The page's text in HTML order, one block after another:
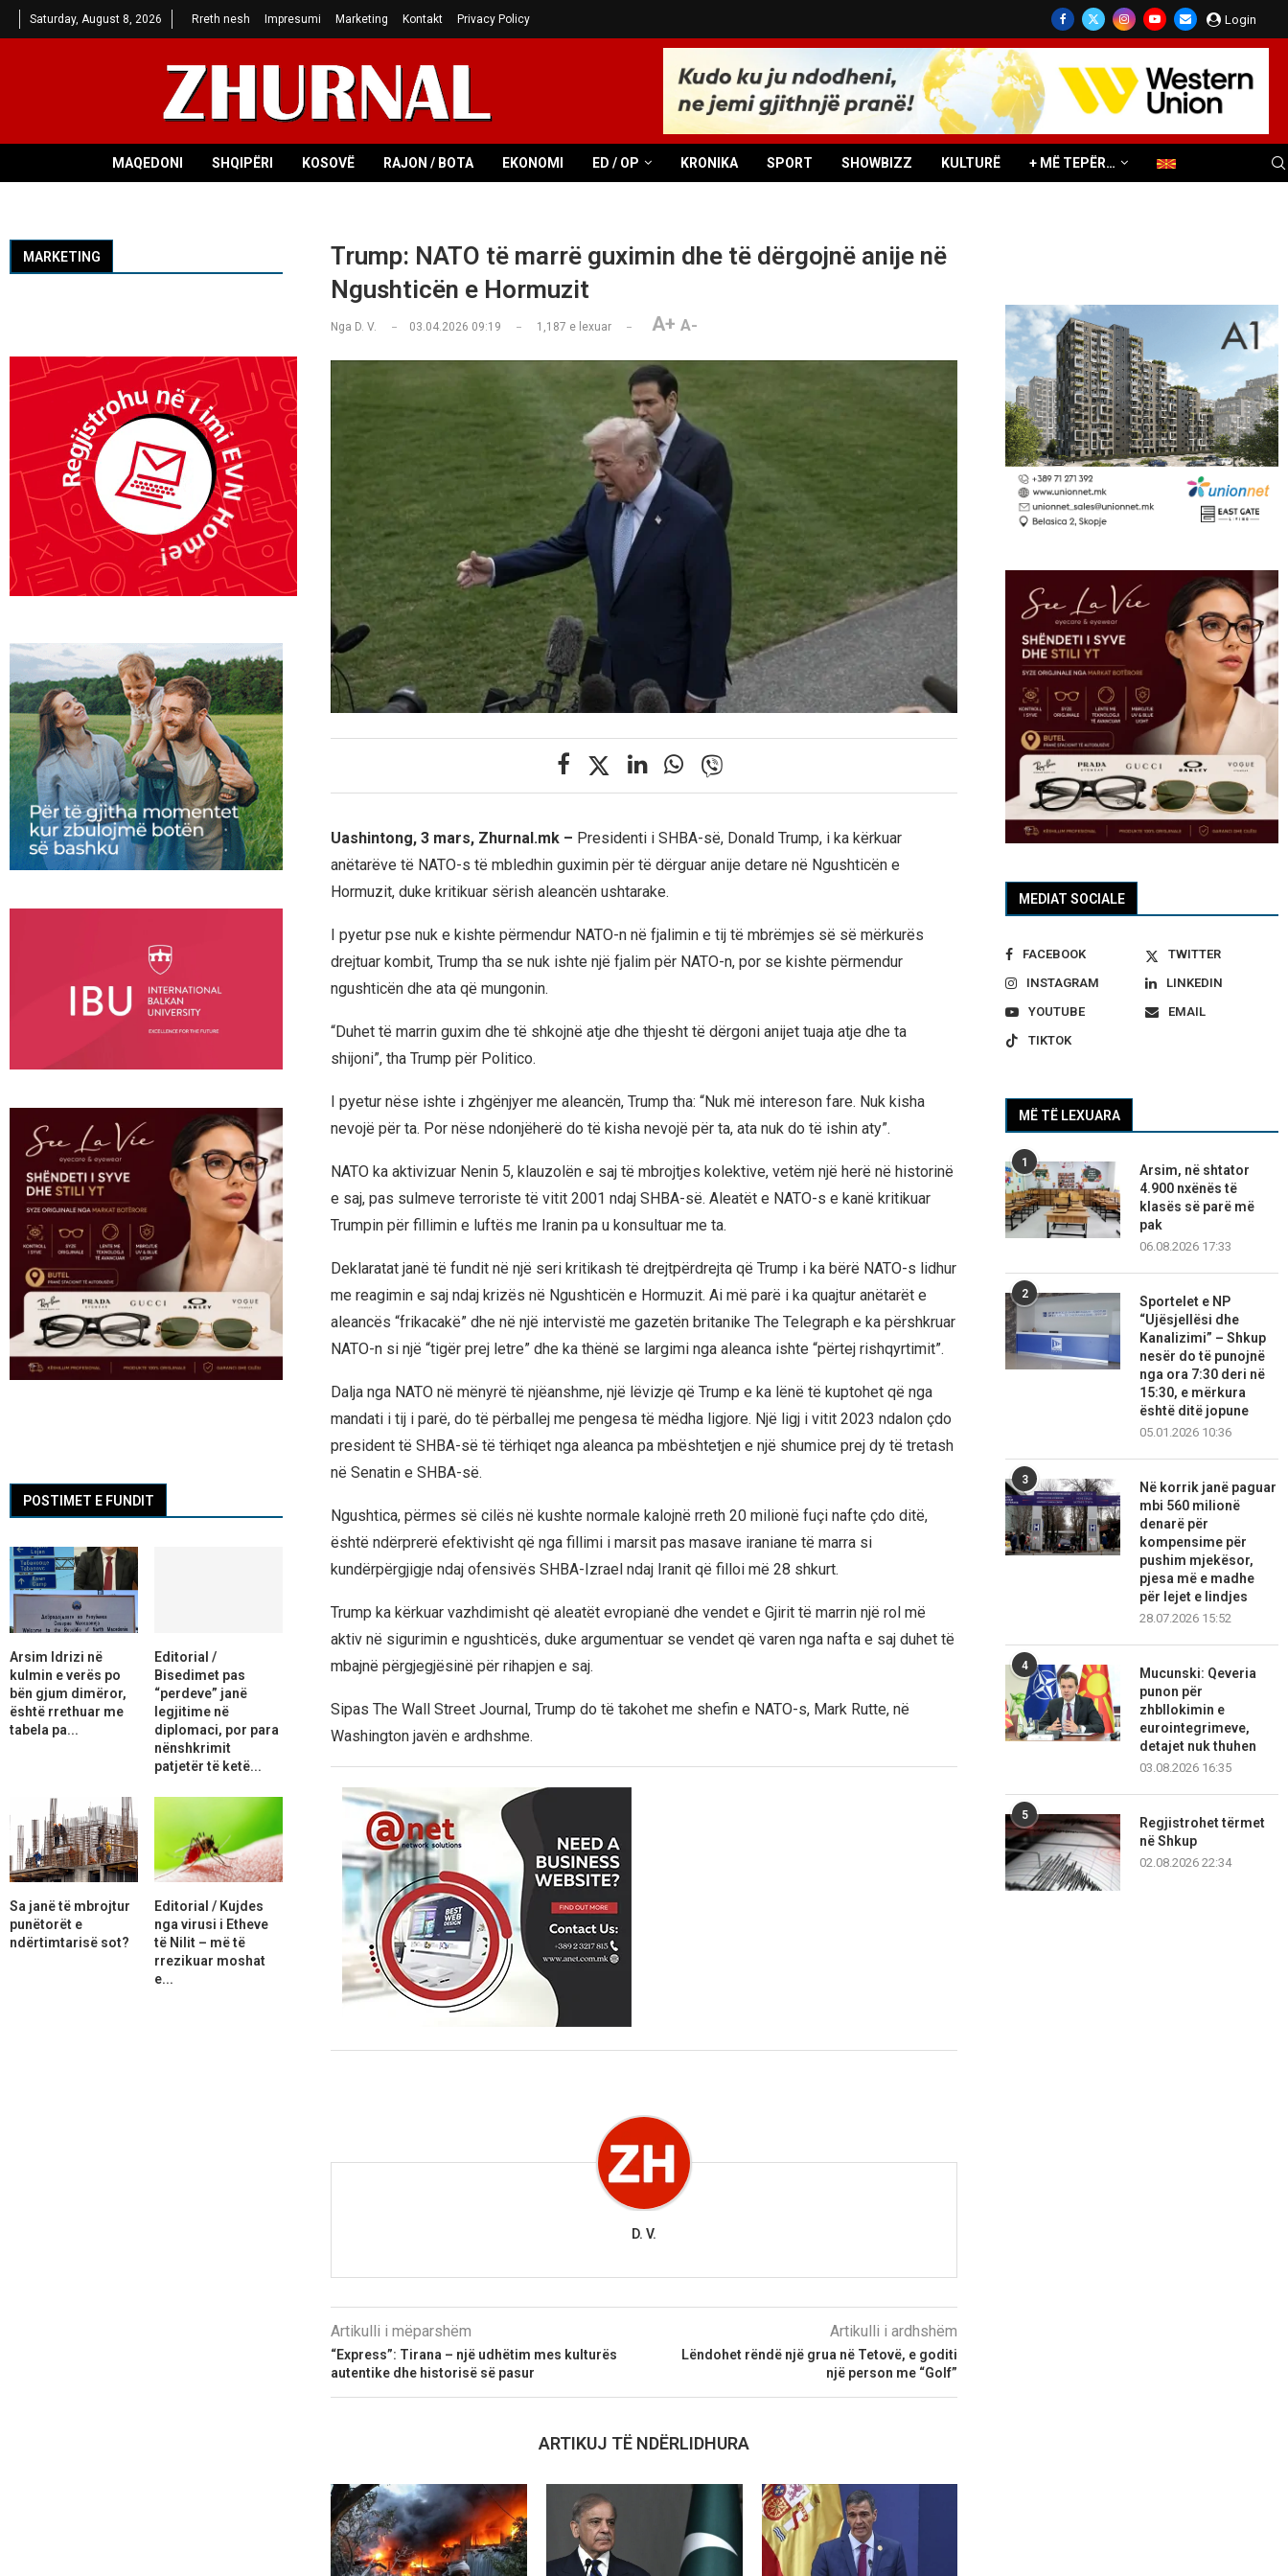
Saturday, August 8, 2026 Rreth nesh Impresumi Marketing Kontakt Privacy Policy Login
MAQEDONI SHQIPËRI KOSOVË RAJON / BOTA EKONOMI ED / OP KRONIKA SPORT SHOWBIZZ KULTURË + MË TEPËR…
Trump: NATO të marrë guximin dhe të dërgojnë anije në
Ngushticën e Hormuzit
Nga D. V. 03.04.2026 09:19 1,187 e lexuar A+ A-
Uashintong, 3 mars, Zhurnal.mk – Presidenti i SHBA-së, Donald Trump, i ka kërkuar
anëtarëve të NATO-s të mbledhin guximin për të dërguar anije detare në Ngushticën e
Hormuzit, duke kritikuar sërish aleancën ushtarake.
I pyetur pse nuk e kishte përmendur NATO-n në fjalimin e tij të mbrëmjes së së mërkurës
drejtuar kombit, Trump tha se nuk ishte një fjalim për NATO-n, por se kishte përmendur
ngushticën dhe ata që mungonin.
“Duhet të marrin guxim dhe të shkojnë atje dhe thjesht të dërgoni anijet tuaja atje dhe ta
shijoni”, tha Trump për Politico.
I pyetur nëse ishte i zhgënjyer me aleancën, Trump tha: “Nuk më intereson fare. Nuk kisha
nevojë për ta. Por nëse ndonjëherë do të kisha nevojë për ta, ata nuk do të ishin aty”.
NATO ka aktivizuar Nenin 5, klauzolën e saj të mbrojtjes kolektive, vetëm një herë në historinë
e saj, pas sulmeve terroriste të vitit 2001 ndaj SHBA-së. Aleatët e NATO-s e kanë kritikuar
Trumpin për fillimin e luftës me Iranin pa u konsultuar me ta.
Deklaratat janë të fundit në një seri kritikash të drejtpërdrejta që Trump i ka bërë NATO-s lidhur
me reagimin e saj ndaj krizës në Ngushticën e Hormuzit. Ai më parë i ka quajtur anëtarët e
aleancës “frikacakë” dhe në një intervistë me gazetën britanike The Telegraph e ka përshkruar
NATO-n si një “tigër prej letre” dhe ka thënë se largimi nga aleanca ishte “përtej rishqyrtimit”.
Dalja nga NATO në mënyrë të njëanshme, një lëvizje që Trump e ka lënë të kuptohet që nga
mandati i tij i parë, do të përballej me pengesa të mëdha ligjore. Një ligj i vitit 2023 ndalon çdo
president të SHBA-së të tërhiqet nga aleanca pa mbështetjen e një shumice prej dy të tretash
në Senatin e SHBA-së.
Ngushtica, përmes së cilës në kushte normale kalojnë rreth 20 milionë fuçi nafte çdo ditë,
është ndërprerë efektivisht që nga fillimi i marsit pas masave iraniane të marra si
kundërpërgjigje ndaj ofensivës SHBA-Izrael ndaj Iranit që filloi më 28 shkurt.
Trump ka kërkuar vazhdimisht që aleatët evropianë dhe vendet e Gjirit të marrin një rol më
aktiv në sigurimin e ngushticës, duke argumentuar se vendet që varen nga nafta e saj duhet të
mbajnë përgjegjësinë për rihapjen e saj.
Sipas The Wall Street Journal, Trump do të takohet me shefin e NATO-s, Mark Rutte, në
Washington javën e ardhshme.
D. V.
Artikulli i mëparshëm
“Express”: Tirana – një udhëtim mes kulturës
autentike dhe historisë së pasur
Artikulli i ardhshëm
Lëndohet rëndë një grua në Tetovë, e goditi
një person me “Golf”
ARTIKUJ TË NDËRLIDHURA
MEDIAT SOCIALE
FACEBOOK
TWITTER
INSTAGRAM
LINKEDIN
YOUTUBE
EMAIL
TIKTOK
MË TË LEXUARA
1
Arsim, në shtator
4.900 nxënës të
klasës së parë më
pak
06.08.2026 17:33
2
Sportelet e NP
“Ujësjellësi dhe
Kanalizimi” – Shkup
nesër do të punojnë
nga ora 7:30 deri në
15:30, e mërkura
është ditë jopune
05.01.2026 10:36
3
Në korrik janë paguar
mbi 560 milionë
denarë për
kompensime për
pushim mjekësor,
pjesa më e madhe
për lejet e lindjes
28.07.2026 15:52
4
Mucunski: Qeveria
punon për
zhbllokimin e
eurointegrimeve,
detajet nuk thuhen
03.08.2026 16:35
5
Regjistrohet tërmet
në Shkup
02.08.2026 22:34
MARKETING
POSTIMET E FUNDIT
Arsim Idrizi në
kulmin e verës po
bën gjum dimëror,
është rrethuar me
tabela pa...
Editorial /
Bisedimet pas
“perdeve” janë
legjitime në
diplomaci, por para
nënshkrimit
patjetër të ketë...
Sa janë të mbrojtur
punëtorët e
ndërtimtarisë sot?
Editorial / Kujdes
nga virusi i Etheve
të Nilit – më të
rrezikuar moshat
e...